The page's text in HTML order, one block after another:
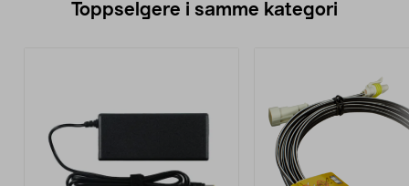
Toppselgere i samme kategori